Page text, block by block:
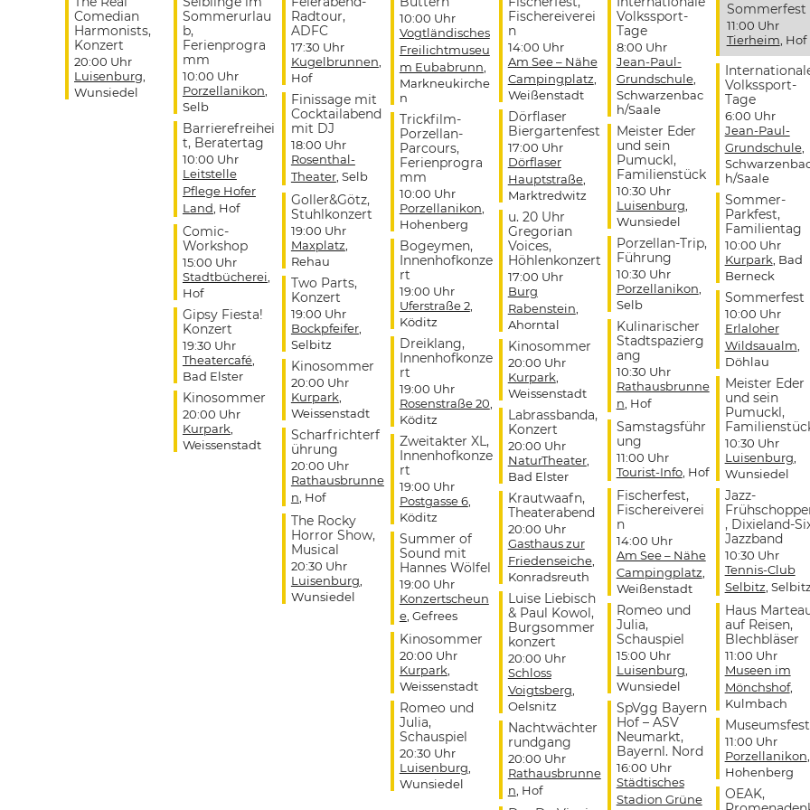
Comedian
Harmonists,
Konzert
20:00 Uhr
Luisenburg
Wunsiedel
Sommerurlau
b,
Ferienprogra
mm
10:00 Uhr
Porzellanikon
Selb
Barrierefreihei
t, Beratertag
10:00 Uhr
Leitstelle
Pflege Hofer
Land , Hof
Comic-
Workshop
15:00 Uhr
Stadtbücherei
Hof
Gipsy Fiesta!
Konzert
19:30 Uhr
Theatercafé,
Bad Elster
Kinosommer
20:00 Uhr
Kurpark
Weissenstadt
Radtour,
ADFC
17:30 Uhr
Kugelbrunnen
Hof
Finissage mit
Cocktailabend
mit DJ
18:00 Uhr
Rosenthal-
Theater, Selb
Goller&Götz,
Stuhlkonzert
19:00 Uhr
Maxplatz
Rehau
Two Parts,
Konzert
19:00 Uhr
Bockpfeifer,
Selbitz
Kinosommer
20:00 Uhr
Kurpark
Weissenstadt
Scharfrichterf
ührung
20:00 Uhr
Rathausbrunne
n , Hof
The Rocky
Horror Show,
Musical
20:30 Uhr
Luisenburg
Wunsiedel
10:00 Uhr
Vogtländisches
Freilichtmuseu
m Eubabrunn
Markneukirche
n
Trickfilm-
Porzellan-
Parcours,
Ferienprogra
mm
10:00 Uhr
Porzellanikon
Hohenberg
Bogeymen,
Innenhofkonze
rt
19:00 Uhr
Uferstraße 2,
Köditz
Dreiklang,
Innenhofkonze
rt
19:00 Uhr
Rosenstraße 20
Köditz
Zweitakter XL,
Innenhofkonze
rt
19:00 Uhr
Postgasse 6,
Köditz
Summer of
Sound mit
Hannes Wölfel
19:00 Uhr
Konzertscheun
e, Gefrees
Kinosommer
20:00 Uhr
Kurpark
Weissenstadt
Romeo und
Julia,
Schauspiel
20:30 Uhr
Luisenburg
Wunsiedel
Fischereiverei
n
14:00 Uhr
Am See – Nähe
Campingplatz
Weißenstadt
Dörflaser
Biergartenfest
17:00 Uhr
Dörflaser
Hauptstraße,
Marktredwitz
u. 20 Uhr
Gregorian
Voices,
Höhlenkonzert
17:00 Uhr
Burg
Rabenstein
Ahorntal
Kinosommer
20:00 Uhr
Kurpark
Weissenstadt
Labrassbanda,
Konzert
20:00 Uhr
NaturTheater,
Bad Elster
Krautwaafn,
Theaterabend
20:00 Uhr
Gasthaus zur
Friedenseiche,
Konradsreuth
Luise Liebisch
& Paul Kowol,
Burgsommer
konzert
20:00 Uhr
Schloss
Voigtsberg
Oelsnitz
Nachtwächter
rundgang
20:00 Uhr
Rathausbrunne
n , Hof
Volkssport-
Tage
8:00 Uhr
Jean-Paul-
Grundschule,
Schwarzenbac
h/Saale
Meister Eder
und sein
Pumuckl,
Familienstück
10:30 Uhr
Luisenburg
Wunsiedel
Porzellan-Trip,
Führung
10:30 Uhr
Porzellanikon
Selb
Kulinarischer
Stadtspazierg
ang
10:30 Uhr
Rathausbrunne
n , Hof
Samstagsführ
ung
11:00 Uhr
Tourist-Info, Hof
Fischerfest,
Fischereiverei
n
14:00 Uhr
Am See – Nähe
Campingplatz
Weißenstadt
Romeo und
Julia,
Schauspiel
15:00 Uhr
Luisenburg
Wunsiedel
SpVgg Bayern
Hof – ASV
Neumarkt,
Bayernl. Nord
16:00 Uhr
Städtisches
Stadion Grüne
Sommerfest
11:00 Uhr
Tierheim , Hof
Volkssport-
Tage
6:00 Uhr
Jean-Paul-
Grundschule,
h/Saale
Sommer-
Parkfest,
Familientag
10:00 Uhr
Kurpark , Bad
Berneck
Sommerfest
10:00 Uhr
Erlaloher
Wildsaualm
Döhlau
Meister Eder
und sein
Pumuckl,
10:30 Uhr
Luisenburg
Wunsiedel
Jazz-
, Dixieland-
Jazzband
10:30 Uhr
Tennis-Club
Selbitz ,
Haus
auf Reisen,
Blechbläser
11:00 Uhr
Museen im
Mönchshof,
Kulmbach
Museumsfest
11:00 Uhr
Porzellanikon
Hohenberg
OEAK,